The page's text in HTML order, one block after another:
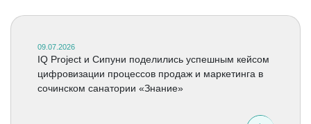
09.07.2026
IQ Project и Сипуни поделились успешным кейсом
цифровизации процессов продаж и маркетинга в
сочинском санатории «Знание»